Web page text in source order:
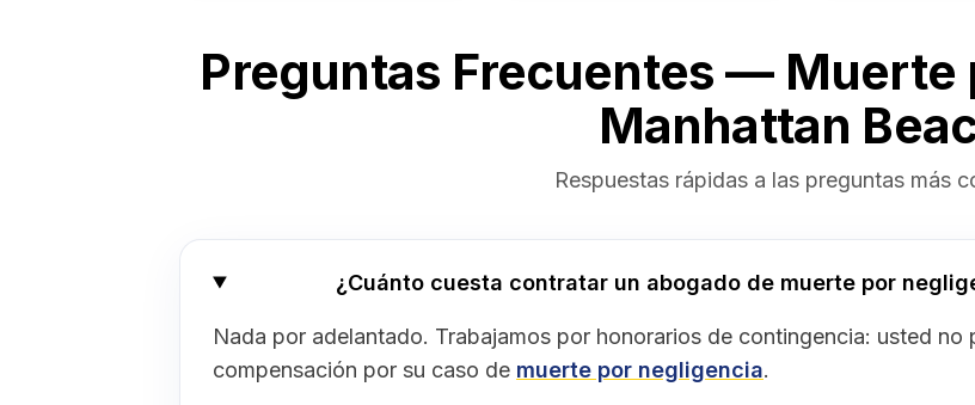
Preguntas Frecuentes — Muerte
Manhattan
Respuestas rápidas a las preguntas más
¿Cuánto cuesta contratar un abogado de muerte por
Nada por adelantado. Trabajamos por honorarios de contingencia: usted no
compensación por su caso de muerte por negligencia.